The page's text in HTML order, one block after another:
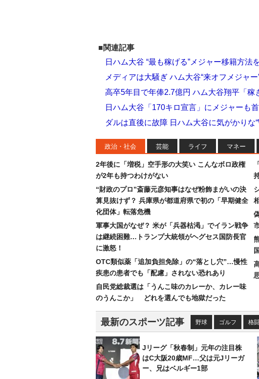
■関連記事
日ハム大谷 “最も稼げる”メジャー移籍方法
メディアは大騒ぎ ハム大谷“来オフメジャ
高卒5年目で年俸2.7億円 ハム大谷翔平「稼
日ハム大谷「170キロ宣言」にメジャーも
ダルは直後に故障 日ハム大谷に気がかりな
政治・社会 芸能 ライフ マネー
2年後に「増税」空手形の大笑い こんなボロ政権
が2年も持つわけがない
“財政のプロ”斎藤元彦知事はなぜ粉飾まがいの決
算見抜けず？ 兵庫県が都道府県で初の「早期健全
化団体」転落危機
軍事大国がなぜ？ 米が「兵器枯渇」でイラン戦争
は継続困難…トランプ大統領がヘグセス国防長官
に激怒！
OTC類似薬「追加負担免除」の“落とし穴”…慢性
疾患の患者でも「配慮」されない恐れあり
自民党総裁選は「うんこ味のカレーか、カレー味
のうんこか」 どれを選んでも地獄だった
最新のスポーツ記事 野球 ゴルフ 格
Jリーグ「秋春制」元年の注目株
はC大阪20歳MF…父は元Jリーガ
ー、兄はベルギー1部